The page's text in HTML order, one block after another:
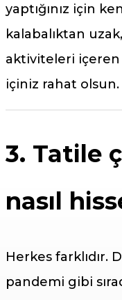
yaptığınız için
kalabalıktan
aktiviteleri içeren
içiniz rahat
3. Tatile
nasıl
Herkes farklıdır.
pandemi gibi